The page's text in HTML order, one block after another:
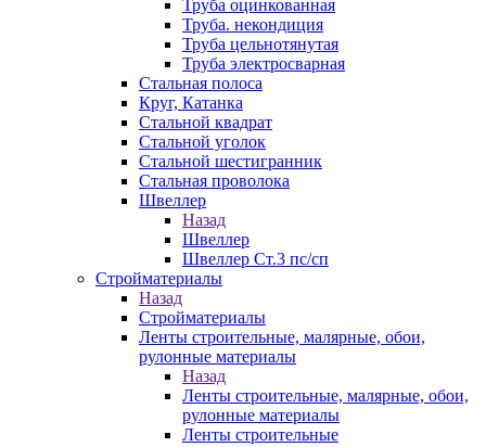
Труба оцинкованная
Труба. некондиция
Труба цельнотянутая
Труба электросварная
Стальная полоса
Круг, Катанка
Стальной квадрат
Стальной уголок
Стальной шестигранник
Стальная проволока
Швеллер
Назад
Швеллер
Швеллер Ст.3 пс/сп
Стройматериалы
Назад
Стройматериалы
Ленты строительные, малярные, обои,
рулонные материалы
Назад
Ленты строительные, малярные, обои,
рулонные материалы
Ленты строительные